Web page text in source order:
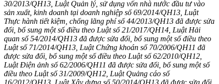
30/2013/QH13, Luật Quản lý, sử dụng vốn nhà nước đầu tư vào
sản xuất, kinh doanh tại doanh nghiệp số 69/2014/QH13, Luật
Thực hành tiết kiệm, chống lãng phí số 44/2013/QH13 đã được sửa
đổi, bổ sung một số điều theo Luật số 21/2017/QH14, Luật Hải
quan số 54/2014/QH13 đã được sửa đổi, bổ sung một số điều theo
Luật số 71/2014/QH13, Luật Chứng khoán số 70/2006/QH11 đã
được sửa đổi, bổ sung một số điều theo Luật số 62/2010/QH12,
Luật Điện ảnh số62/2006/QH11 đã được sửa đổi, bổ sung một số
điều theo Luật số31/2009/QH12, Luật Quảng cáo số
16/2012/QH13, Luật Xây dựng số50/2014/QH13 đã được sửa đổi,